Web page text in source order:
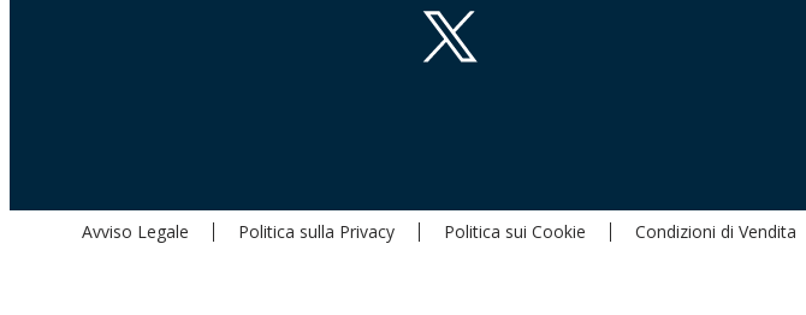
Avviso Legale Politica sulla Privacy Politica sui Cookie Condizioni di Vendita